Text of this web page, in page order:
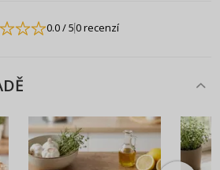
0.0/ 50 recenzí